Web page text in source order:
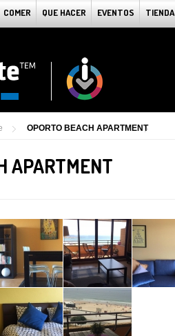
COMER QUE HACER EVENTOS TIENDA
OPORTO BEACH APARTMENT
APARTMENT